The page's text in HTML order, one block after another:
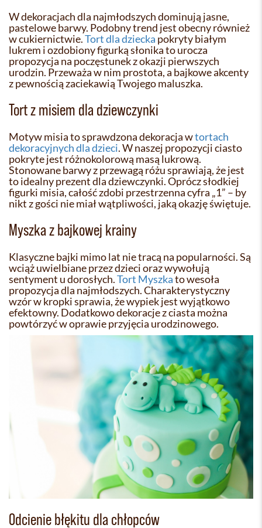
W dekoracjach dla najmłodszych dominują jasne,
pastelowe barwy. Podobny trend jest obecny również
w cukiernictwie.Tort dla dziecka pokryty białym
lukrem i ozdobiony figurką słonika to urocza
propozycja na poczęstunek z okazji pierwszych
urodzin. Przeważa w nim prostota, a bajkowe akcenty
z pewnością zaciekawią Twojego maluszka.
Tort z misiem dla dziewczynki
Motyw misia to sprawdzona dekoracja wtortach
dekoracyjnych dla dzieci. W naszej propozycji ciasto
pokryte jest różnokolorową masą lukrową.
Stonowane barwy z przewagą różu sprawiają, że jest
to idealny prezent dla dziewczynki. Oprócz słodkiej
figurki misia, całość zdobi przestrzenna cyfra „1” – by
nikt z gości nie miał wątpliwości, jaką okazję świętuje.
Myszka z bajkowej krainy
Klasyczne bajki mimo lat nie tracą na popularności. Są
wciąż uwielbiane przez dzieci oraz wywołują
sentyment u dorosłych.Tort Myszkato wesoła
propozycja dla najmłodszych. Charakterystyczny
wzór w kropki sprawia, że wypiek jest wyjątkowo
efektowny. Dodatkowo dekoracje z ciasta można
powtórzyć w oprawie przyjęcia urodzinowego.
Odcienie błękitu dla chłopców